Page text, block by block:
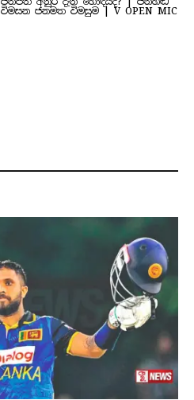
විමසන ජනමත විමසුම | V OPEN MIC